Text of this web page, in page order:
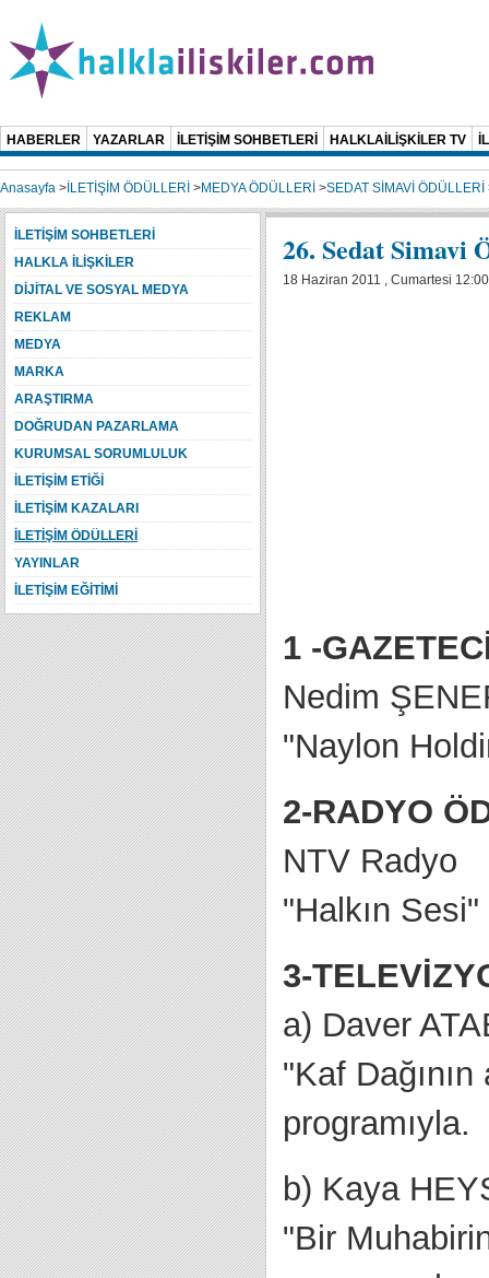
HABERLER YAZARLAR İLETİŞİM SOHBETLERİ HALKLAİLİŞKİLER TV
Anasayfa > İLETİŞİM ÖDÜLLERİ >MEDYA ÖDÜLLERİ >SEDAT SİMAVİ ÖDÜLLERİ
26. Sedat Simavi
18 Haziran 2011 , Cumartesi 12:00
1 -
Nedim
"Naylon
2-RADYO
NTV Radyo
"Halkın
3-
a) Daver
"Kaf
programıyla.
b) Kaya
"Bir
İLETİŞİM SOHBETLERİ
HALKLA İLİŞKİLER
DİJİTAL VE SOSYAL MEDYA
REKLAM
MEDYA
MARKA
ARAŞTIRMA
DOĞRUDAN PAZARLAMA
KURUMSAL SORUMLULUK
İLETİŞİM ETİĞİ
İLETİŞİM KAZALARI
İLETİŞİM ÖDÜLLERİ
YAYINLAR
İLETİŞİM EĞİTİMİ